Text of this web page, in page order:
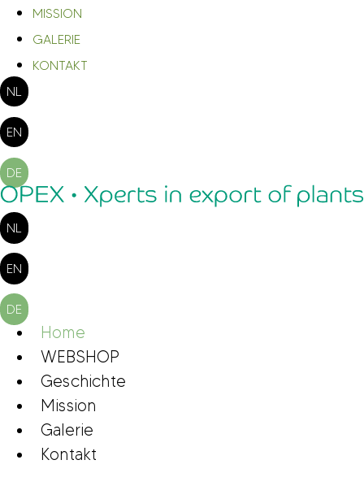
MISSION
GALERIE
KONTAKT
NL
EN
DE
NL
EN
DE
Home
WEBSHOP
Geschichte
Mission
Galerie
Kontakt